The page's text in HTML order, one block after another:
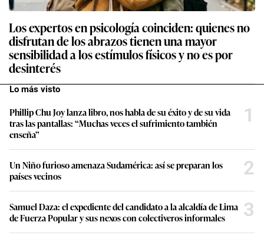
Los expertos en psicología coinciden: quienes no
disfrutan de los abrazos tienen una mayor
sensibilidad a los estímulos físicos y no es por
desinterés
Lo más visto
Phillip Chu Joy lanza libro, nos habla de su éxito y de su vida
tras las pantallas: “Muchas veces el sufrimiento también
enseña”
1
Un Niño furioso amenaza Sudamérica: así se preparan los
países vecinos
2
Samuel Daza: el expediente del candidato a la alcaldía de Lima
de Fuerza Popular y sus nexos con colectiveros informales
3